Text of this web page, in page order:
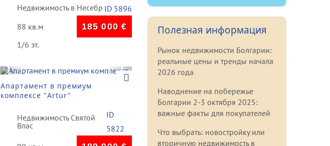
Недвижимость в Несебр ID 5896
88 кв.м
185 000€
1/6 эт.
Previous Next
Апартамент в премиум
комплексе "Artur"
Недвижимость Святой
Влас
ID
5822
Полезная информация
Рынок недвижимости Болгарии:
реальные цены и тренды начала
2026 года
Наводнение на побережье
Болгарии 2-3 октября 2025:
важные факты для покупателей
Что выбрать: новостройку или
вторичную недвижимость в